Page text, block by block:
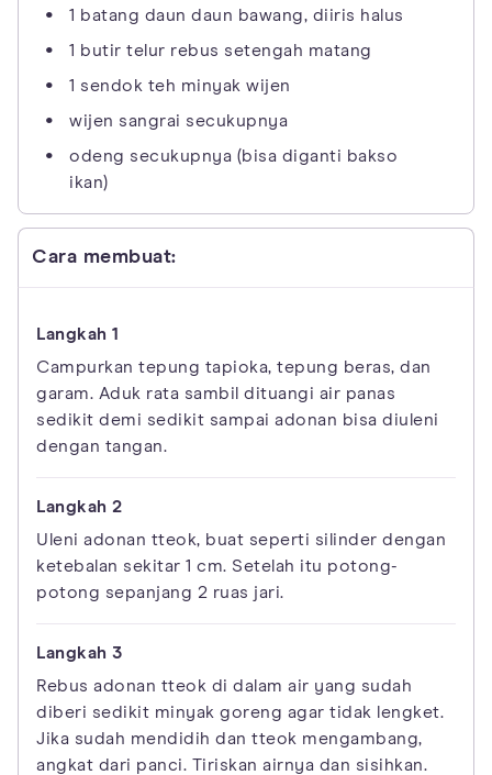
1 batang daun daun bawang, diiris halus
1 butir telur rebus setengah matang
1 sendok teh minyak wijen
wijen sangrai secukupnya
odeng secukupnya (bisa diganti bakso
ikan)
Cara membuat:
Campurkan tepung tapioka, tepung beras, dan
garam. Aduk rata sambil dituangi air panas
sedikit demi sedikit sampai adonan bisa diuleni
dengan tangan.
Uleni adonan tteok, buat seperti silinder dengan
ketebalan sekitar 1 cm. Setelah itu potong-
potong sepanjang 2 ruas jari.
Rebus adonan tteok di dalam air yang sudah
diberi sedikit minyak goreng agar tidak lengket.
Jika sudah mendidih dan tteok mengambang,
angkat dari panci. Tiriskan airnya dan sisihkan.